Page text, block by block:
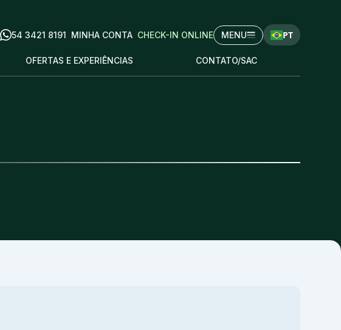
54 3421 8191 MINHA CONTA CHECK-IN ONLINE MENU PT
OFERTAS E EXPERIÊNCIAS CONTATO/SAC